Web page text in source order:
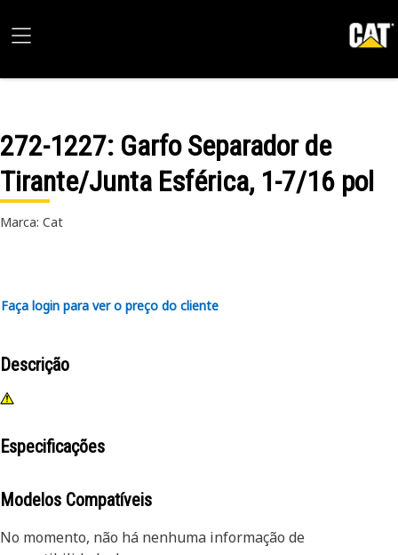
272-1227: Garfo Separador de
Tirante/Junta Esférica, 1-7/16 pol
Marca: Cat
Faça login para ver o preço do cliente
Descrição
Especificações
Modelos Compatíveis
No momento, não há nenhuma informação de